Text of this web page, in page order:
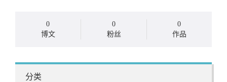
0
博文
0
粉丝
0
作品
分类